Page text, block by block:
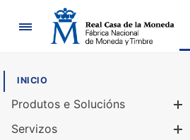
Navegación
INICIO
Produtos e Solucións
Servizos